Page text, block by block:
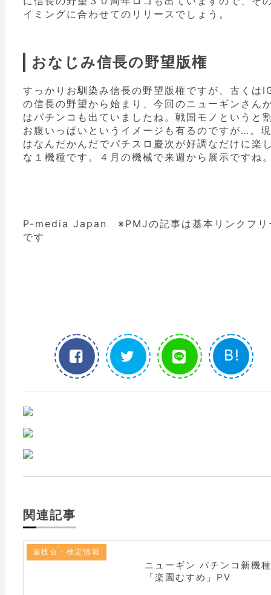
イミングに合わせてのリリースでしょう。
おなじみ信長の野望版権
すっかりお馴染み信長の野望版権ですが、古くは
の信長の野望から始まり、今回のニューギンさん
はパチンコも出ていましたね。戦国モノというと
お腹いっぱいというイメージも有るのですが…。
はなんだかんだでパチスロ慶次が好調なだけに楽
な１機種です。４月の機械で来週から展示ですね
P-media Japan ※PMJの記事は基本リンクフリ
です
B!
関連記事
遊技台・検定情報
ニューギン パチンコ新機
「楽園むすめ」PV